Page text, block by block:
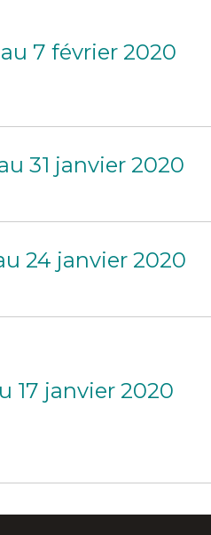
7 février 2020
31 janvier 2020
24 janvier 2020
17 janvier 2020